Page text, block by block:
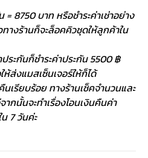
= 8750 บาท หรือชำระค่าเช่าอย่าง
างร้านก็จะล็อคคิวชุดให้ลูกค้าใน
ระกันก็ชำระค่าประกัน 5500 ฿
ส่งแมสเซ็นเจอร์ให้ก็ได้
เรียบร้อย ทางร้านเช็คจำนวนและ
กนั้นจะทำเรื่องโอนเงินคืนค่า
7 วันค่ะ